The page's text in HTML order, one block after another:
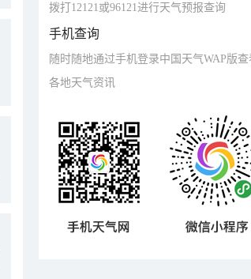
拨打12121或96121进行天气预报查询
手机查询
随时随地通过手机登录中国天气WAP版查
各地天气资讯